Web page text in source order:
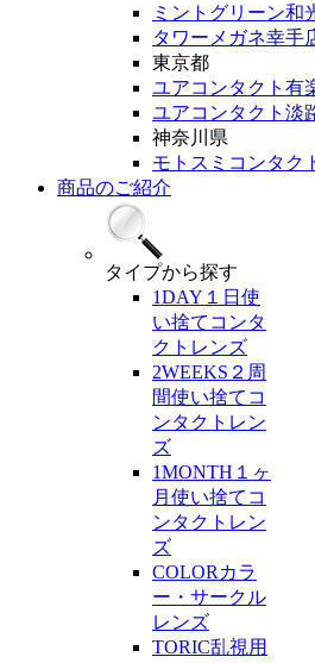
ミントグリーン和
タワーメガネ幸手
東京都
ユアコンタクト有
ユアコンタクト淡
神奈川県
モトスミコンタク
商品のご紹介
タイプから探す
1DAY １日使
い捨てコンタ
クトレンズ
2WEEKS ２周
間使い捨てコ
ンタクトレン
ズ
1MONTH １ヶ
月使い捨てコ
ンタクトレン
ズ
COLORカラ
ー・サークル
レンズ
TORIC乱視用